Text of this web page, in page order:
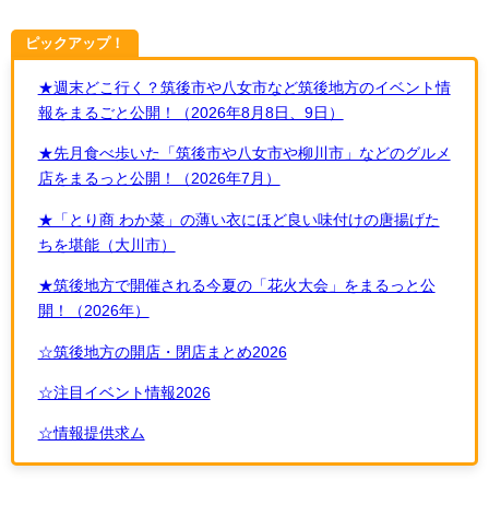
ピックアップ！
★週末どこ行く？筑後市や八女市など筑後地方のイベント情
報をまるごと公開！（2026年8月8日、9日）
★先月食べ歩いた「筑後市や八女市や柳川市」などのグルメ
店をまるっと公開！（2026年7月）
★「とり商 わか菜」の薄い衣にほど良い味付けの唐揚げた
ちを堪能（大川市）
★筑後地方で開催される今夏の「花火大会」をまるっと公
開！（2026年）
☆筑後地方の開店・閉店まとめ2026
☆注目イベント情報2026
☆情報提供求ム